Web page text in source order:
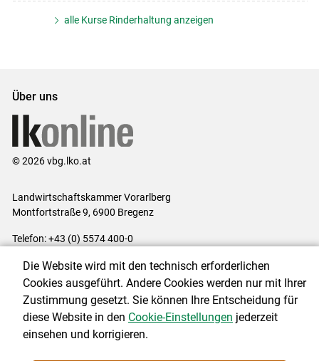
alle Kurse Rinderhaltung anzeigen
Über uns
© 2026 vbg.lko.at
Landwirtschaftskammer Vorarlberg
Montfortstraße 9, 6900 Bregenz
Telefon: +43 (0) 5574 400-0
Impressum|Kontakt|Datenschutzerklärung|Barrierefreiheit|
Cookie-Einstellungen
Die Website wird mit den technisch erforderlichen
Cookies ausgeführt. Andere Cookies werden nur mit Ihrer
Zustimmung gesetzt. Sie können Ihre Entscheidung für
diese Website in den Cookie-Einstellungen jederzeit
einsehen und korrigieren.